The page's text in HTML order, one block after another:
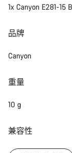
1x Canyon E281-15
品牌
Canyon
重量
10 g
兼容性